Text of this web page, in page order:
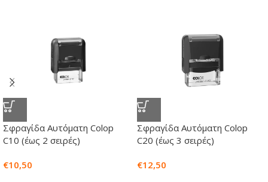
Σφραγίδα Αυτόματη Colop
C10 (έως 2 σειρές)
€10,50
Σφραγίδα Αυτόματη Colop
C20 (έως 3 σειρές)
€12,50